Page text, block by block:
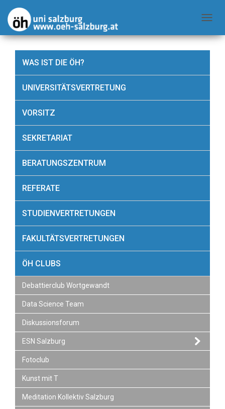
A
V
G
T
O
U
S
H
L
E
WAS IST DIE ÖH?
UNIVERSITÄTSVERTRETUNG
VORSITZ
SEKRETARIAT
BERATUNGSZENTRUM
REFERATE
STUDIENVERTRETUNGEN
FAKULTÄTSVERTRETUNGEN
ÖH CLUBS
Debattierclub Wortgewandt
Data Science Team
Diskussionsforum
ESN Salzburg
Fotoclub
Kunst mit T
Meditation Kollektiv Salzburg